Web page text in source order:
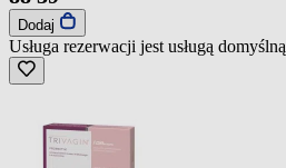
Dodaj
Usługa rezerwacji jest usługą domyślną